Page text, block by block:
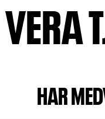
VERA
HAR